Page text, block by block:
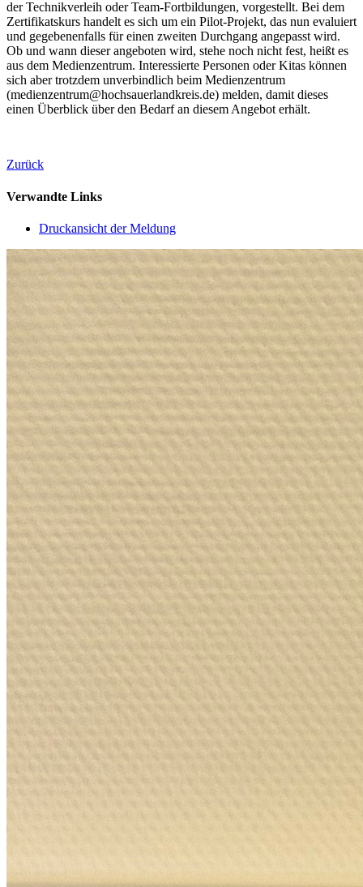
der Technikverleih oder Team-Fortbildungen, vorgestellt. Bei dem
Zertifikatskurs handelt es sich um ein Pilot-Projekt, das nun evaluiert
und gegebenenfalls für einen zweiten Durchgang angepasst wird.
Ob und wann dieser angeboten wird, stehe noch nicht fest, heißt es
aus dem Medienzentrum. Interessierte Personen oder Kitas können
sich aber trotzdem unverbindlich beim Medienzentrum
(medienzentrum@hochsauerlandkreis.de) melden, damit dieses
einen Überblick über den Bedarf an diesem Angebot erhält.
Zurück
Verwandte Links
Druckansicht der Meldung